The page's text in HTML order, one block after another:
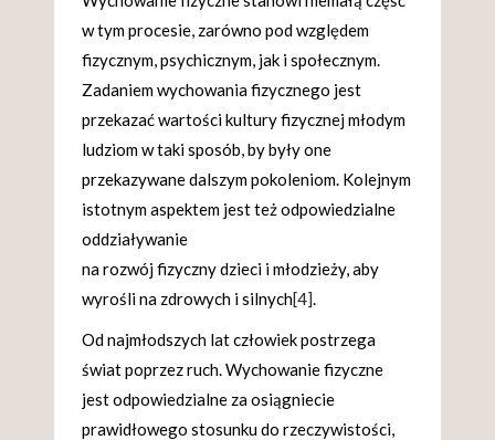
w tym procesie, zarówno pod względem
fizycznym, psychicznym, jak i społecznym.
Zadaniem wychowania fizycznego jest
przekazać wartości kultury fizycznej młodym
ludziom w taki sposób, by były one
przekazywane dalszym pokoleniom. Kolejnym
istotnym aspektem jest też odpowiedzialne
oddziaływanie
na rozwój fizyczny dzieci i młodzieży, aby
wyrośli na zdrowych i silnych[4].
Od najmłodszych lat człowiek postrzega
świat poprzez ruch. Wychowanie fizyczne
jest odpowiedzialne za osiągniecie
prawidłowego stosunku do rzeczywistości,